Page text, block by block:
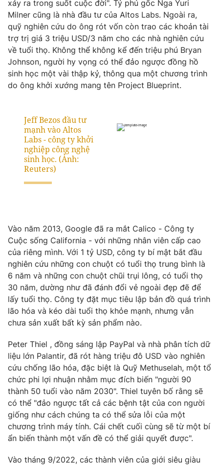
xảy ra trong suốt cuộc đời". Tỷ phú gốc Nga Yuri
Milner cũng là nhà đầu tư của Altos Labs. Ngoài ra,
quỹ nghiên cứu do ông rót vốn còn trao các khoản tài
trợ trị giá 3 triệu USD/3 năm cho các nhà nghiên cứu
về tuổi thọ. Không thể không kể đến triệu phú Bryan
Johnson, người hy vọng có thể đảo ngược đồng hồ
sinh học một vài thập kỷ, thông qua một chương trình
do ông khởi xướng mang tên Project Blueprint.
Vào năm 2013, Google đã ra mắt Calico - Công ty
Cuộc sống California - với những nhân viên cấp cao
của riêng mình. Với 1 tỷ USD, công ty bí mật bắt đầu
nghiên cứu những con chuột có tuổi thọ trung bình là
6 năm và những con chuột chũi trụi lông, có tuổi thọ
30 năm, dường như đã đánh đổi vẻ ngoài đẹp đẽ để
lấy tuổi thọ. Công ty đặt mục tiêu lập bản đồ quá trình
lão hóa và kéo dài tuổi thọ khỏe mạnh, nhưng vẫn
chưa sản xuất bất kỳ sản phẩm nào.
Peter Thiel , đồng sáng lập PayPal và nhà phân tích dữ
liệu lớn Palantir, đã rót hàng triệu đô USD vào nghiên
cứu chống lão hóa, đặc biệt là Quỹ Methuselah, một tổ
chức phi lợi nhuận nhằm mục đích biến "người 90
thành 50 tuổi vào năm 2030". Thiel tuyên bố rằng sẽ
có thể "đảo ngược tất cả các bệnh tật của con người
giống như cách chúng ta có thể sửa lỗi của một
chương trình máy tính. Cái chết cuối cùng sẽ từ một bí
ẩn biến thành một vấn đề có thể giải quyết được".
Vào tháng 9/2022, các thành viên của giới siêu giàu